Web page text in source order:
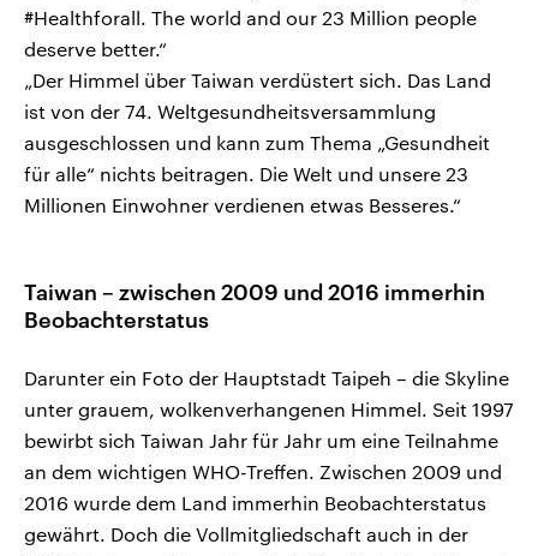
#Healthforall. The world and our 23 Million people
deserve better.“
„Der Himmel über Taiwan verdüstert sich. Das Land
ist von der 74. Weltgesundheitsversammlung
ausgeschlossen und kann zum Thema „Gesundheit
für alle“ nichts beitragen. Die Welt und unsere 23
Millionen Einwohner verdienen etwas Besseres.“
Taiwan – zwischen 2009 und 2016 immerhin
Beobachterstatus
Darunter ein Foto der Hauptstadt Taipeh – die Skyline
unter grauem, wolkenverhangenen Himmel. Seit 1997
bewirbt sich Taiwan Jahr für Jahr um eine Teilnahme
an dem wichtigen WHO-Treffen. Zwischen 2009 und
2016 wurde dem Land immerhin Beobachterstatus
gewährt. Doch die Vollmitgliedschaft auch in der